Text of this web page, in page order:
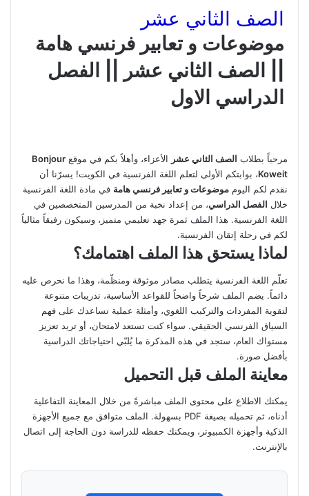
الصف الثاني عشر
موضوعات و تعابير فرنسي هامة
|| الصف الثاني عشر || الفصل
الدراسي الاول
مرحباً بطلاب الصف الثاني عشر الأعزاء، وأهلاً بكم في موقع Bonjour
Koweit، بوابتكم الأولى لتعلم اللغة الفرنسية في الكويت! يسرّنا أن
نقدم لكم اليوم موضوعات و تعابير فرنسي هامة في مادة اللغة الفرنسية
خلال الفصل الدراسي، من إعداد نخبة من المدرسين المتخصصين في
اللغة الفرنسية. هذا الملف ثمرة جهد تعليمي متميز، وسيكون رفيقاً مثالياً
لكم في رحلة إتقان الفرنسية.
لماذا يستحق هذا الملف اهتمامك؟
تعلّم اللغة الفرنسية يتطلب مصادر موثوقة ومنظّمة، وهذا ما نحرص عليه
دائماً. يضم الملف شرحاً واضحاً للقواعد الأساسية، تدريبات متنوعة
لتقوية المفردات والتركيب اللغوي، وأمثلة عملية تساعدك على فهم
السياق الفرنسي الحقيقي. سواء كنت تستعد لامتحان، أو تريد تعزيز
مستواك العام، ستجد في هذه المذكرة ما يُلبّي احتياجاتك الدراسية
بأفضل صورة.
معاينة الملف قبل التحميل
يمكنك الاطلاع على محتوى الملف مباشرةً من خلال المعاينة التفاعلية
أدناه، ثم تحميله بصيغة PDF بسهولة. الملف متوافق مع جميع الأجهزة
الذكية وأجهزة الكمبيوتر، ويمكنك حفظه للدراسة دون الحاجة إلى اتصال
بالإنترنت.